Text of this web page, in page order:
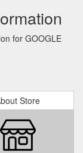
for GOOGLE
Store